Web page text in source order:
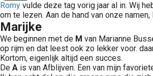
Romy vulde deze tag vorig jaar al in. Wij
om te lezen. Aan de hand van onze
Marijke
We beginnen met de M van Marianne
op rijm en dat leest ook zo lekker voor.
Kortom, eigenlijk altijd een succes.
De A is van Afblijven. Een van mijn